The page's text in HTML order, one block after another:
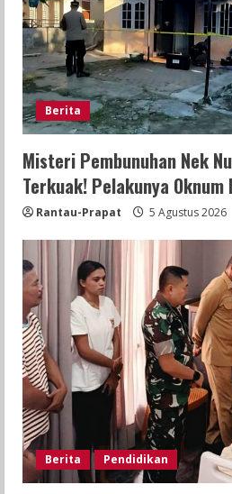
Berita
Misteri Pembunuhan Nek
Terkuak! Pelakunya Oknum
Rantau-Prapat 5 Agustus 2026
Berita Pendidikan